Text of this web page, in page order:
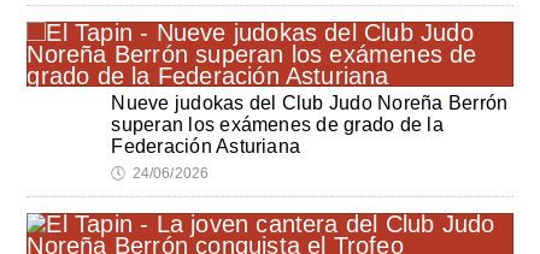
Nueve judokas del Club Judo Noreña Berrón
superan los exámenes de grado de la
Federación Asturiana
🕔 24/06/2026